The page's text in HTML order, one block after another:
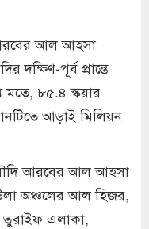
আল আহসা
দক্ষিণ-পূর্ব প্রান্তে
মতে, ৮৫.৪ স্কয়ার
আড়াই মিলিয়ন
সৌদি আরবের আল আহসা
অঞ্চলের আল হিজর,
তুরাইফ এলাকা,